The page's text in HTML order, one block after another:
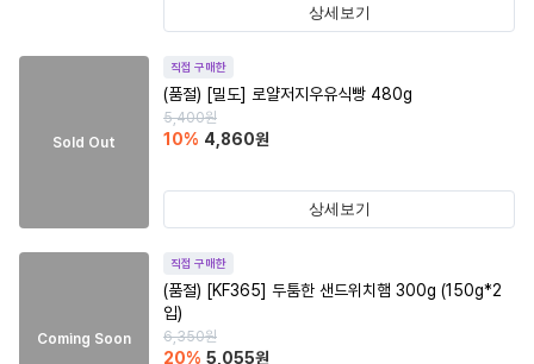
상세보기
Sold Out
직접 구매한
(품절) [밀도] 로얄저지우유식빵 480g
5,400원
10% 4,860원
상세보기
Coming Soon
직접 구매한
(품절) [KF365] 두툼한 샌드위치햄 300g (150g*2
입)
6,350원
20% 5,055원